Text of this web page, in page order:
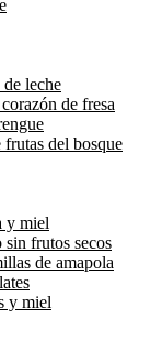
de leche
de fresa
frutas del bosque
y miel
frutos secos
de amapola
y miel